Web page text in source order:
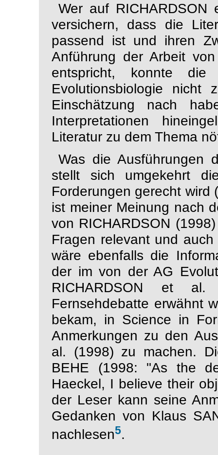
Wer auf RICHARDSON
versichern, dass die
passend ist und ihren
Anführung der Arbeit
entspricht, konnte
Evolutionsbiologie nicht
Einschätzung nach
Interpretationen
Literatur zu dem Thema
Was die Ausführungen
stellt sich umgekehrt
Forderungen gerecht wird
ist meiner Meinung nach
von RICHARDSON
Fragen relevant und
wäre ebenfalls die
der im von der AG
RICHARDSON et
Fernsehdebatte erwähnt
bekam, in Science in
Anmerkungen zu den
al. (1998) zu machen.
BEHE (1998: "As the
Haeckel, I believe their
der Leser kann seine
Gedanken von Klaus
nachlesen5.